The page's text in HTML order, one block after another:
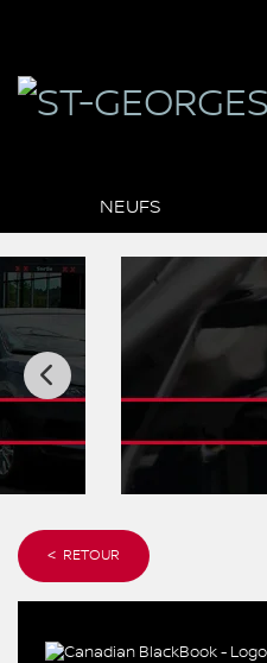
NEUFS
< RETOUR